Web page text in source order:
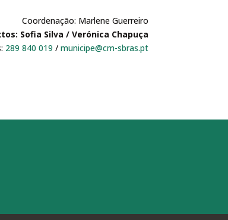
Coordenação: Marlene Guerreiro
Sofia Silva / Verónica Chapuça
289 840 019 / municipe@cm-sbras.pt